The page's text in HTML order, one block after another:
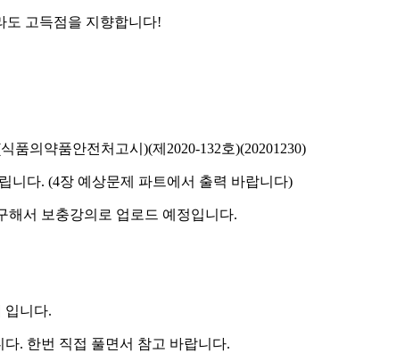
도 고득점을 지향합니다!
식품의약품안전처고시 )(제 2020-132호)(20201230)
니다. (4장 예상문제 파트에서 출력 바랍니다)
해서 보충강의로 업로드 예정입니다.
입니다.
다. 한번 직접 풀면서 참고 바랍니다.